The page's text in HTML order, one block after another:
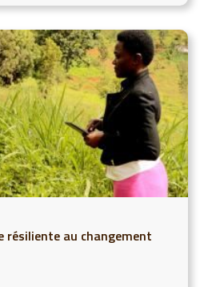
résiliente au changement